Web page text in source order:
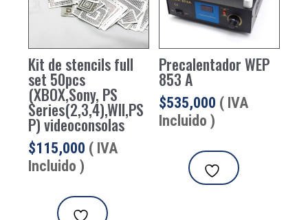
Kit de stencils full
set 50pcs
(XBOX,Sony, PS
Series(2,3,4),WII,PS
P) videoconsolas
$115,000 ( IVA
Incluido )
Precalentador WEP
853 A
$535,000 ( IVA
Incluido )